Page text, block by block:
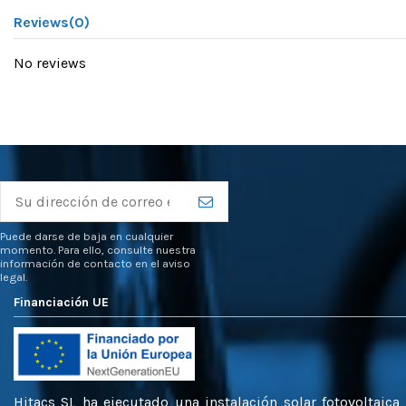
Reviews(0)
No reviews
Puede darse de baja en cualquier
momento. Para ello, consulte nuestra
información de contacto en el aviso
legal.
Financiación UE
Hitacs SL ha ejecutado una instalación solar